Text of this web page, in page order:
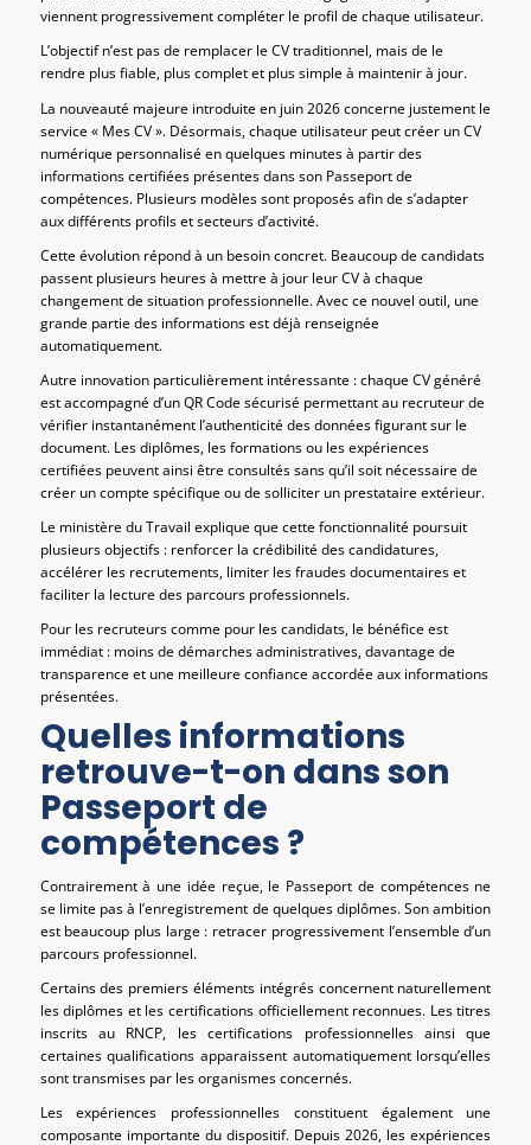
viennent progressivement compléter le profil de chaque utilisateur.
L’objectif n’est pas de remplacer le CV traditionnel, mais de le
rendre plus fiable, plus complet et plus simple à maintenir à jour.
La nouveauté majeure introduite en juin 2026 concerne justement le
service « Mes CV ». Désormais, chaque utilisateur peut créer un CV
numérique personnalisé en quelques minutes à partir des
informations certifiées présentes dans son Passeport de
compétences. Plusieurs modèles sont proposés afin de s’adapter
aux différents profils et secteurs d’activité.
Cette évolution répond à un besoin concret. Beaucoup de candidats
passent plusieurs heures à mettre à jour leur CV à chaque
changement de situation professionnelle. Avec ce nouvel outil, une
grande partie des informations est déjà renseignée
automatiquement.
Autre innovation particulièrement intéressante : chaque CV généré
est accompagné d’un QR Code sécurisé permettant au recruteur de
vérifier instantanément l’authenticité des données figurant sur le
document. Les diplômes, les formations ou les expériences
certifiées peuvent ainsi être consultés sans qu’il soit nécessaire de
créer un compte spécifique ou de solliciter un prestataire extérieur.
Le ministère du Travail explique que cette fonctionnalité poursuit
plusieurs objectifs : renforcer la crédibilité des candidatures,
accélérer les recrutements, limiter les fraudes documentaires et
faciliter la lecture des parcours professionnels.
Pour les recruteurs comme pour les candidats, le bénéfice est
immédiat : moins de démarches administratives, davantage de
transparence et une meilleure confiance accordée aux informations
présentées.
Quelles informations
retrouve-t-on dans son
Passeport de
compétences ?
Contrairement à une idée reçue, le Passeport de compétences ne
se limite pas à l’enregistrement de quelques diplômes. Son ambition
est beaucoup plus large : retracer progressivement l’ensemble d’un
parcours professionnel.
Certains des premiers éléments intégrés concernent naturellement
les diplômes et les certifications officiellement reconnues. Les titres
inscrits au RNCP, les certifications professionnelles ainsi que
certaines qualifications apparaissent automatiquement lorsqu’elles
sont transmises par les organismes concernés.
Les expériences professionnelles constituent également une
composante importante du dispositif. Depuis 2026, les expériences